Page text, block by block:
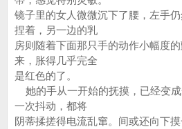
镜子里的女人微微沉下了腰，左手
捏着，另一边的乳
房则随着下面那只手的动作小幅度
来，胀得几乎完全
是红色的了。
她的手从一开始的抚摸，已经变
一次抖动，都将
阴蒂揉搓得电流乱窜。间或还向下